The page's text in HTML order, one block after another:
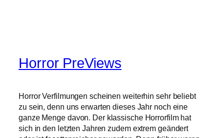
Horror PreViews
Horror Verfilmungen scheinen weiterhin sehr beliebt
zu sein, denn uns erwarten dieses Jahr noch eine
ganze Menge davon. Der klassische Horrorfilm hat
sich in den letzten Jahren zudem extrem geändert